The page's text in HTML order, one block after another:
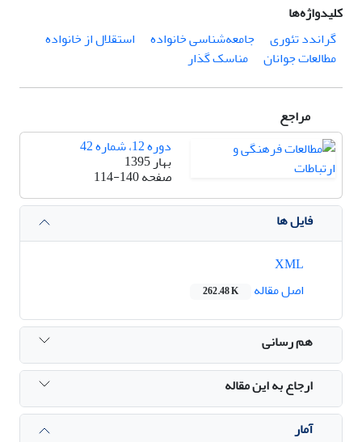
کلیدواژه‌ها
گراندد تئوری
جامعه‌شناسی خانواده
استقلال از خانواده
مطالعات جوانان
مناسک گذار
مراجع
دوره 12، شماره 42
بهار 1395
صفحه114-140
فایل ها
اصل مقاله
262.48 K
هم رسانی
ارجاع به این مقاله
آمار